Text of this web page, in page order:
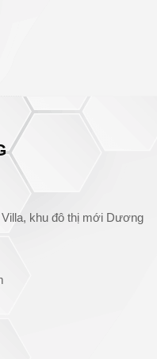
khu đô thị mới Dương